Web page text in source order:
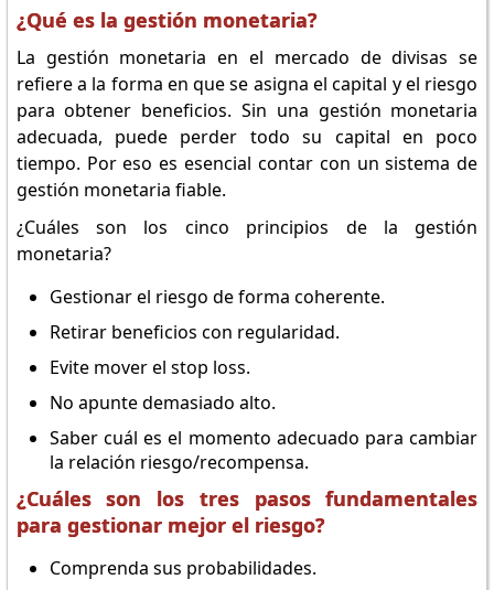
¿Qué es la gestión monetaria?
La gestión monetaria en el mercado de divisas se
refiere a la forma en que se asigna el capital y el riesgo
para obtener beneficios. Sin una gestión monetaria
adecuada, puede perder todo su capital en poco
tiempo. Por eso es esencial contar con un sistema de
gestión monetaria fiable.
¿Cuáles son los cinco principios de la gestión
monetaria?
Gestionar el riesgo de forma coherente.
Retirar beneficios con regularidad.
Evite mover el stop loss.
No apunte demasiado alto.
Saber cuál es el momento adecuado para cambiar
la relación riesgo/recompensa.
¿Cuáles son los tres pasos fundamentales
para gestionar mejor el riesgo?
Comprenda sus probabilidades.